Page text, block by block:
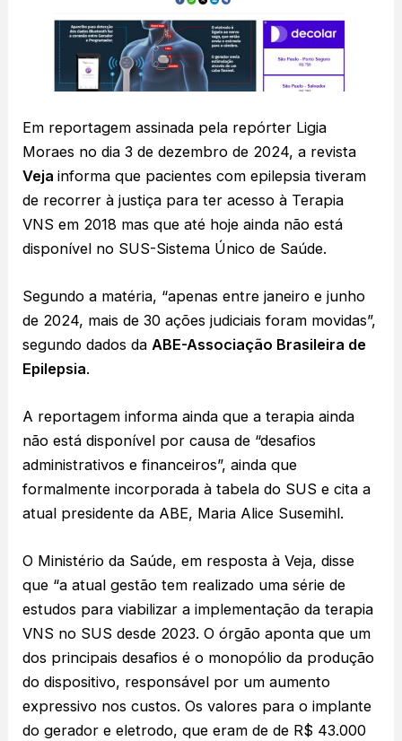
Em reportagem assinada pela repórter Ligia
Moraes no dia 3 de dezembro de 2024, a revista
Vejainforma que pacientes com epilepsia tiveram
de recorrer à justiça para ter acesso à Terapia
VNS em 2018 mas que até hoje ainda não está
disponível no SUS-Sistema Único de Saúde.
Segundo a matéria, “apenas entre janeiro e junho
de 2024, mais de 30 ações judiciais foram movidas”,
segundo dados da ABE-Associação Brasileira de
Epilepsia.
A reportagem informa ainda que a terapia ainda
não está disponível por causa de “desafios
administrativos e financeiros”, ainda que
formalmente incorporada à tabela do SUS e cita a
atual presidente da ABE, Maria Alice Susemihl.
O Ministério da Saúde, em resposta à Veja, disse
que “a atual gestão tem realizado uma série de
estudos para viabilizar a implementação da terapia
VNS no SUS desde 2023. O órgão aponta que um
dos principais desafios é o monopólio da produção
do dispositivo, responsável por um aumento
expressivo nos custos. Os valores para o implante
do gerador e eletrodo, que eram de de R$ 43.000